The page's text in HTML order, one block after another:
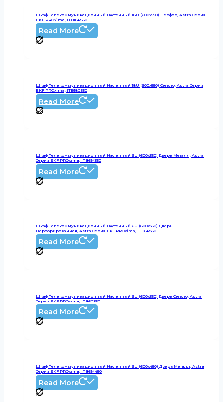
Шкаф Телекоммуникационный Настенный 18U (600х550) Перфор, Astra Серия
EKF PROxima, ITB18P550
Read More
Шкаф Телекоммуникационный Настенный 18U (600х550) Стекло, Astra Серия
EKF PROxima, ITB18G550
Read More
Шкаф Телекоммуникационный Настенный 6U (600х350) Дверь Металл, Astra
Серия EKF PROxima, ITB6M350
Read More
Шкаф Телекоммуникационный Настенный 6U (600х350) Дверь
Перфорированная, Astra Серия EKF PROxima, ITB6P350
Read More
Шкаф Телекоммуникационный Настенный 6U (600х350) Дверь Стекло, Astra
Серия EKF PROxima, ITB6G350
Read More
Шкаф Телекоммуникационный Настенный 6U (600х450) Дверь Металл, Astra
Серия EKF PROxima, ITB6M450
Read More